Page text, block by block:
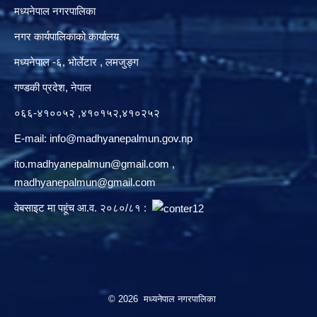
मध्यनेपाल नगरपालिका
नगर कार्यपालिकाको कार्यालय
मध्यनेपाल -६, भोर्लेटार , लमजुङ्ग
गण्डकी प्रदेश, नेपाल
०६६-४१००५२ ,४१०१५२,४१०२५२
E-mail: info@madhyanepalmun.gov.np
ito.madhyanepalmun@gmail.com ,
madhyanepalmun@gmail.com
वेबसाइट मा पहूंच आ.व. २०८०/८१ :
© 2026 मध्यनेपाल नगरपालिका